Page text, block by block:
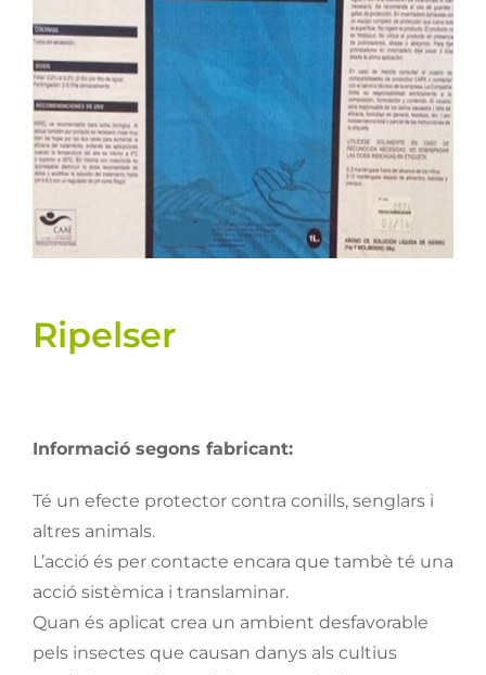
Llavors
Varis
Fitxes de producte
Cultius
Ripelser
Informació segons fabricant:
Té un efecte protector contra conills, senglars i
altres animals.
L’acció és per contacte encara que tambè té una
acció sistèmica i translaminar.
Quan és aplicat crea un ambient desfavorable
pels insectes que causan danys als cultius